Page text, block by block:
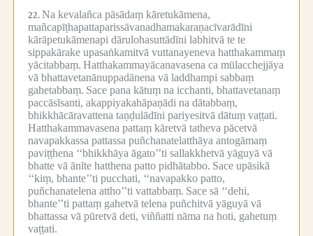
22. Na kevalañca pāsādaṃ kāretukāmena,
mañcapīṭhapattaparissāvanadhamakaraṇacīvarādīni
kārāpetukāmenapi dārulohasuttādīni labhitvā te te
sippakārake upasaṅkamitvā vuttanayeneva hatthakammaṃ
yācitabbaṃ. Hatthakammayācanavasena ca mūlacchejjāya
vā bhattavetanānuppadānena vā laddhampi sabbaṃ
gahetabbaṃ. Sace pana kātuṃ na icchanti, bhattavetanaṃ
paccāsīsanti, akappiyakahāpaṇādi na dātabbaṃ,
bhikkhācāravattena taṇḍulādīni pariyesitvā dātuṃ vaṭṭati.
Hatthakammavasena pattaṃ kāretvā tatheva pācetvā
navapakkassa pattassa puñchanatelatthāya antogāmaṃ
paviṭṭhena ‘‘bhikkhāya āgato’’ti sallakkhetvā yāguyā vā
bhatte vā ānīte hatthena patto pidhātabbo. Sace upāsikā
‘‘kiṃ, bhante’’ti pucchati, ‘‘navapakko patto,
puñchanatelena attho’’ti vattabbaṃ. Sace sā ‘‘dehi,
bhante’’ti pattaṃ gahetvā telena puñchitvā yāguyā vā
bhattassa vā pūretvā deti, viññatti nāma na hoti, gahetuṃ
vaṭṭati.